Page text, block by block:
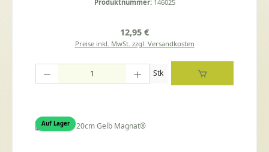
Produktnummer: 146025
Regulärer Preis:
12,95 €
Preise inkl. MwSt. zzgl. Versandkosten
Produkt Anzahl: Gib den gewünschten Wert ein oder benutze die Schaltflächen um
Stk
Auf Lager